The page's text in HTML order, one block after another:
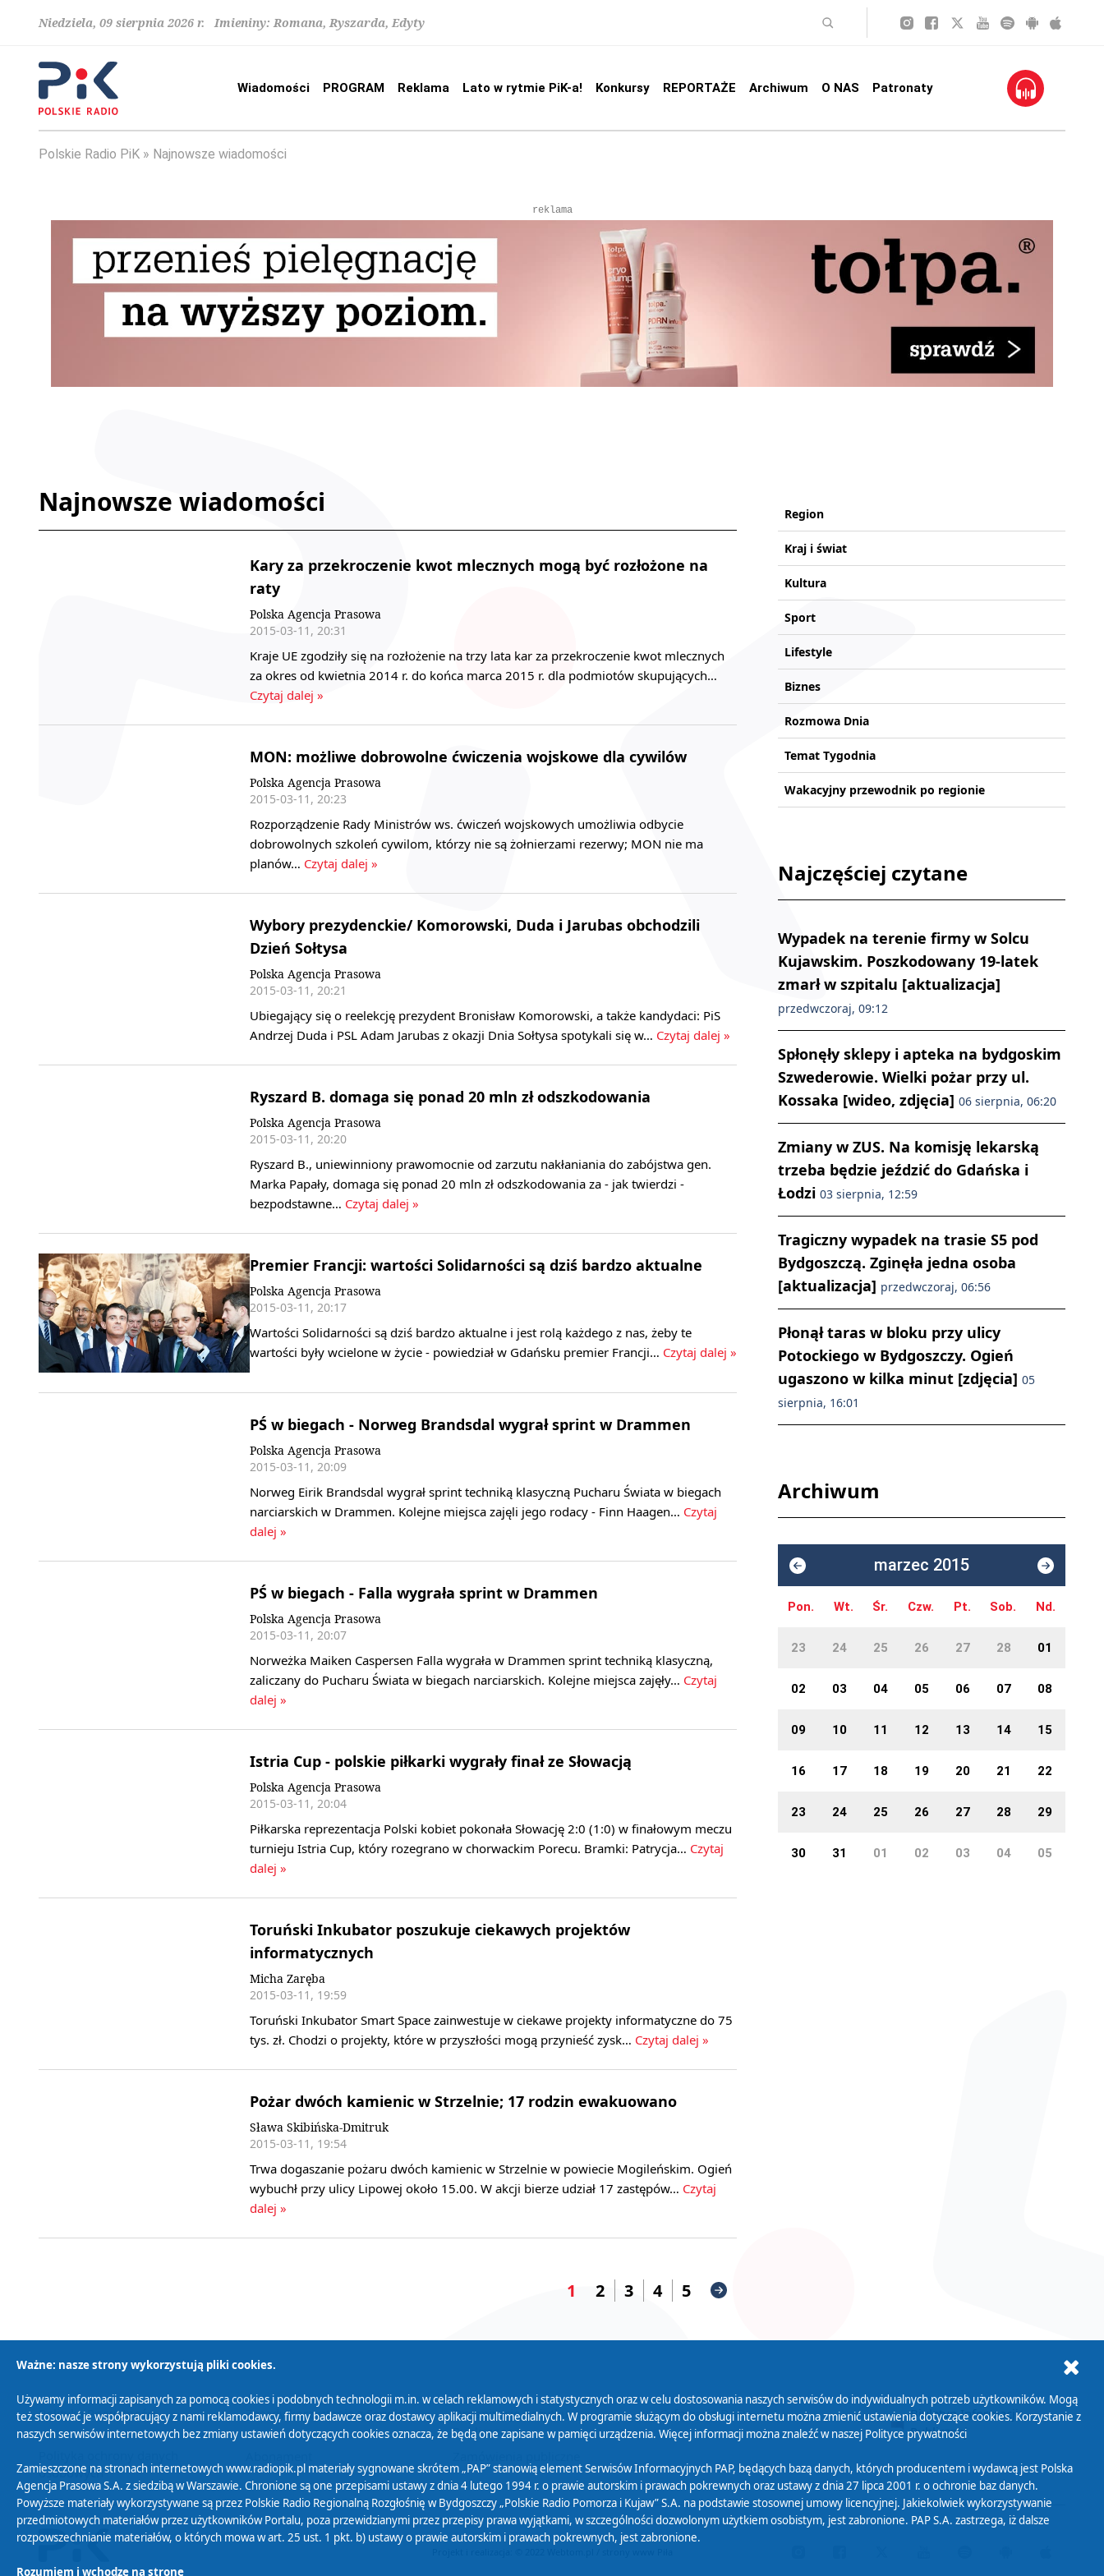
Niedziela, 09 sierpnia 2026 r. Imieniny: Romana, Ryszarda, Edyty
Wiadomości PROGRAM Reklama Lato w rytmie PiK-a! Konkursy REPORTAŻE Archiwum O NAS Patronaty
Polskie Radio PiK Najnowsze wiadomości
reklama
Najnowsze wiadomości
Kary za przekroczenie kwot mlecznych mogą być rozłożone na
raty
Polska Agencja Prasowa
2015-03-11, 20:31
Kraje UE zgodziły się na rozłożenie na trzy lata kar za przekroczenie kwot mlecznych
za okres od kwietnia 2014 r. do końca marca 2015 r. dla podmiotów skupujących…
Czytaj dalej »
MON: możliwe dobrowolne ćwiczenia wojskowe dla cywilów
Polska Agencja Prasowa
2015-03-11, 20:23
Rozporządzenie Rady Ministrów ws. ćwiczeń wojskowych umożliwia odbycie
dobrowolnych szkoleń cywilom, którzy nie są żołnierzami rezerwy; MON nie ma
planów… Czytaj dalej »
Wybory prezydenckie/ Komorowski, Duda i Jarubas obchodzili
Dzień Sołtysa
Polska Agencja Prasowa
2015-03-11, 20:21
Ubiegający się o reelekcję prezydent Bronisław Komorowski, a także kandydaci: PiS
Andrzej Duda i PSL Adam Jarubas z okazji Dnia Sołtysa spotykali się w… Czytaj dalej »
Ryszard B. domaga się ponad 20 mln zł odszkodowania
Polska Agencja Prasowa
2015-03-11, 20:20
Ryszard B., uniewinniony prawomocnie od zarzutu nakłaniania do zabójstwa gen.
Marka Papały, domaga się ponad 20 mln zł odszkodowania za - jak twierdzi -
bezpodstawne… Czytaj dalej »
Premier Francji: wartości Solidarności są dziś bardzo aktualne
Polska Agencja Prasowa
2015-03-11, 20:17
Wartości Solidarności są dziś bardzo aktualne i jest rolą każdego z nas, żeby te
wartości były wcielone w życie - powiedział w Gdańsku premier Francji… Czytaj dalej »
PŚ w biegach - Norweg Brandsdal wygrał sprint w Drammen
Polska Agencja Prasowa
2015-03-11, 20:09
Norweg Eirik Brandsdal wygrał sprint techniką klasyczną Pucharu Świata w biegach
narciarskich w Drammen. Kolejne miejsca zajęli jego rodacy - Finn Haagen… Czytaj
dalej »
PŚ w biegach - Falla wygrała sprint w Drammen
Polska Agencja Prasowa
2015-03-11, 20:07
Norweżka Maiken Caspersen Falla wygrała w Drammen sprint techniką klasyczną,
zaliczany do Pucharu Świata w biegach narciarskich. Kolejne miejsca zajęły… Czytaj
dalej »
Istria Cup - polskie piłkarki wygrały finał ze Słowacją
Polska Agencja Prasowa
2015-03-11, 20:04
Piłkarska reprezentacja Polski kobiet pokonała Słowację 2:0 (1:0) w finałowym meczu
turnieju Istria Cup, który rozegrano w chorwackim Porecu. Bramki: Patrycja… Czytaj
dalej »
Toruński Inkubator poszukuje ciekawych projektów
informatycznych
Micha Zaręba
2015-03-11, 19:59
Toruński Inkubator Smart Space zainwestuje w ciekawe projekty informatyczne do 75
tys. zł. Chodzi o projekty, które w przyszłości mogą przynieść zysk… Czytaj dalej »
Pożar dwóch kamienic w Strzelnie; 17 rodzin ewakuowano
Sława Skibińska-Dmitruk
2015-03-11, 19:54
Trwa dogaszanie pożaru dwóch kamienic w Strzelnie w powiecie Mogileńskim. Ogień
wybuchł przy ulicy Lipowej około 15.00. W akcji bierze udział 17 zastępów… Czytaj
dalej »
1 2 3 4 5
Region
Kraj i świat
Kultura
Sport
Lifestyle
Biznes
Rozmowa Dnia
Temat Tygodnia
Wakacyjny przewodnik po regionie
Najczęściej czytane
Wypadek na terenie firmy w Solcu
Kujawskim. Poszkodowany 19-latek
zmarł w szpitalu [aktualizacja]
przedwczoraj, 09:12
Spłonęły sklepy i apteka na bydgoskim
Szwederowie. Wielki pożar przy ul.
Kossaka [wideo, zdjęcia] 06 sierpnia, 06:20
Zmiany w ZUS. Na komisję lekarską
trzeba będzie jeździć do Gdańska i
Łodzi 03 sierpnia, 12:59
Tragiczny wypadek na trasie S5 pod
Bydgoszczą. Zginęła jedna osoba
[aktualizacja] przedwczoraj, 06:56
Płonął taras w bloku przy ulicy
Potockiego w Bydgoszczy. Ogień
ugaszono w kilka minut [zdjęcia] 05
sierpnia, 16:01
Archiwum
marzec 2015
Pon. Wt. Śr. Czw. Pt. Sob. Nd.
23 24 25 26 27 28 01
02 03 04 05 06 07 08
09 10 11 12 13 14 15
16 17 18 19 20 21 22
23 24 25 26 27 28 29
30 31 01 02 03 04 05
Polityka Prywatności Zasady korzystania z Serwisu
Organizacje Pożytku
Publicznego
Cyfryzacja DAB+
osobowych
Biuletyn Informacji
Publicznej
Ważne: nasze strony wykorzystują pliki cookies.
Używamy informacji zapisanych za pomocą cookies i podobnych technologii m.in. w celach reklamowych i statystycznych oraz w celu dostosowania naszych serwisów do indywidualnych potrzeb użytkowników. Mogą
też stosować je współpracujący z nami reklamodawcy, firmy badawcze oraz dostawcy aplikacji multimedialnych. W programie służącym do obsługi internetu można zmienić ustawienia dotyczące cookies. Korzystanie z
naszych serwisów internetowych bez zmiany ustawień dotyczących cookies oznacza, że będą one zapisane w pamięci urządzenia. Więcej informacji można znaleźć w naszej Polityce prywatności
Zamieszczone na stronach internetowych www.radiopik.pl materiały sygnowane skrótem „PAP” stanowią element Serwisów Informacyjnych PAP, będących bazą danych, których producentem i wydawcą jest Polska
Agencja Prasowa S.A. z siedzibą w Warszawie. Chronione są one przepisami ustawy z dnia 4 lutego 1994 r. o prawie autorskim i prawach pokrewnych oraz ustawy z dnia 27 lipca 2001 r. o ochronie baz danych.
Powyższe materiały wykorzystywane są przez Polskie Radio Regionalną Rozgłośnię w Bydgoszczy „Polskie Radio Pomorza i Kujaw” S.A. na podstawie stosownej umowy licencyjnej. Jakiekolwiek wykorzystywanie
przedmiotowych materiałów przez użytkowników Portalu, poza przewidzianymi przez przepisy prawa wyjątkami, w szczególności dozwolonym użytkiem osobistym, jest zabronione. PAP S.A. zastrzega, iż dalsze
rozpowszechnianie materiałów, o których mowa w art. 25 ust. 1 pkt. b) ustawy o prawie autorskim i prawach pokrewnych, jest zabronione.
Rozumiem i wchodzę na stronę